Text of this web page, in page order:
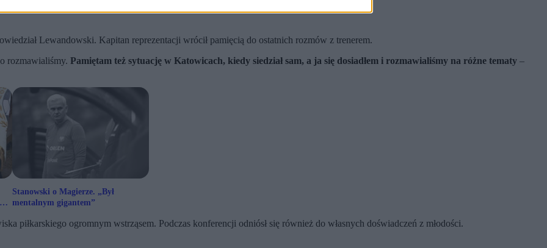
Lewandowski. Kapitan reprezentacji wrócił pamięcią do ostatnich rozmów z trenerem.
rozmawialiśmy. Pamiętam też sytuację w Katowicach, kiedy siedział sam, a ja się dosiadłem i rozmawialiśmy na różne tematy –
Stanowski o Magierze. „Był
mentalnym gigantem”
piłkarskiego ogromnym wstrząsem. Podczas konferencji odniósł się również do własnych doświadczeń z młodości.